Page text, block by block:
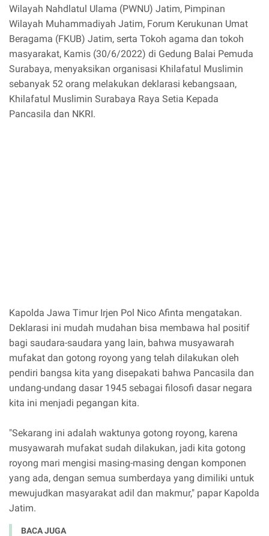
Wilayah Nahdlatul Ulama (PWNU) Jatim, Pimpinan
Wilayah Muhammadiyah Jatim, Forum Kerukunan Umat
Beragama (FKUB) Jatim, serta Tokoh agama dan tokoh
masyarakat, Kamis (30/6/2022) di Gedung Balai Pemuda
Surabaya, menyaksikan organisasi Khilafatul Muslimin
sebanyak 52 orang melakukan deklarasi kebangsaan,
Khilafatul Muslimin Surabaya Raya Setia Kepada
Pancasila dan NKRI.
Kapolda Jawa Timur Irjen Pol Nico Afinta mengatakan.
Deklarasi ini mudah mudahan bisa membawa hal positif
bagi saudara-saudara yang lain, bahwa musyawarah
mufakat dan gotong royong yang telah dilakukan oleh
pendiri bangsa kita yang disepakati bahwa Pancasila dan
undang-undang dasar 1945 sebagai filosofi dasar negara
kita ini menjadi pegangan kita.
"Sekarang ini adalah waktunya gotong royong, karena
musyawarah mufakat sudah dilakukan, jadi kita gotong
royong mari mengisi masing-masing dengan komponen
yang ada, dengan semua sumberdaya yang dimiliki untuk
mewujudkan masyarakat adil dan makmur," papar Kapolda
Jatim.
BACA JUGA